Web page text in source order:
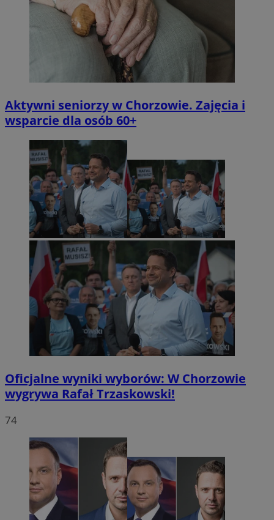
Aktywni seniorzy w Chorzowie. Zajęcia i
wsparcie dla osób 60+
Oficjalne wyniki wyborów: W Chorzowie
wygrywa Rafał Trzaskowski!
74